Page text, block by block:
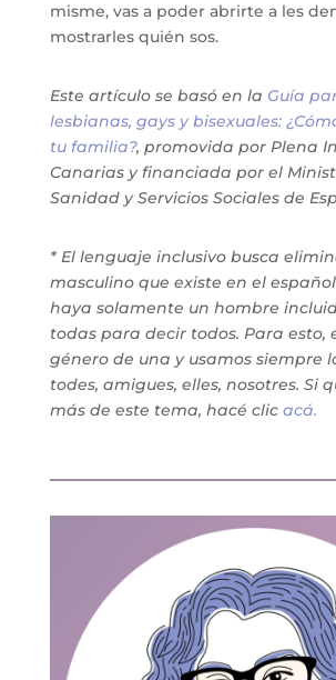
misme, vas a poder abrirte a les
mostrarles quién sos.
Este artículo se basó en la Guía
lesbianas, gays y bisexuales:
tu familia?, promovida por Plena
Canarias y financiada por el
Sanidad y Servicios Sociales de
* El lenguaje inclusivo busca
masculino que existe en el
haya solamente un hombre
todas para decir todos. Para esto,
género de una y usamos siempre
todes, amigues, elles, nosotres. Si
más de este tema, hacé clic acá.